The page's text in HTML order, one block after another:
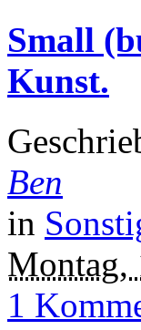
Small
Kunst.
Ben
in
Montag,
1